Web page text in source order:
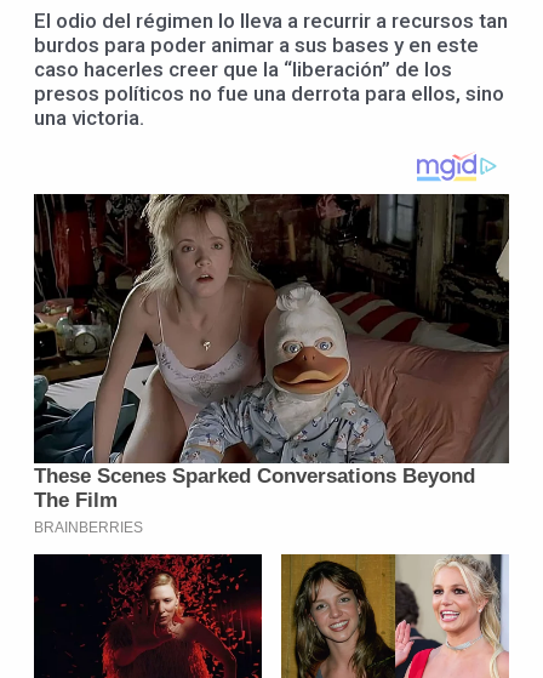
El odio del régimen lo lleva a recurrir a recursos tan
burdos para poder animar a sus bases y en este
caso hacerles creer que la “liberación” de los
presos políticos no fue una derrota para ellos, sino
una victoria.